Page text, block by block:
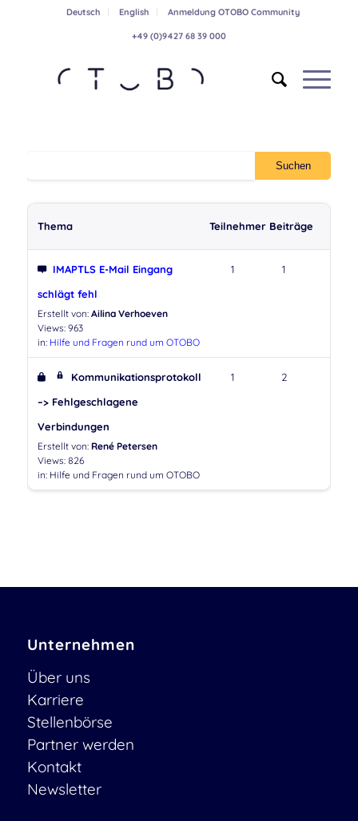
Deutsch English Anmeldung OTOBO Community
+49 (0)9427 68 39 000
Thema Teilnehmer Beiträge
IMAPTLS E-Mail Eingang
schlägt fehl
Erstellt von: Ailina Verhoeven
Views: 963
in: Hilfe und Fragen rund um OTOBO
1 1
Kommunikationsprotokoll
–> Fehlgeschlagene
Verbindungen
Erstellt von: René Petersen
Views: 826
in: Hilfe und Fragen rund um OTOBO
1 2
Unternehmen
Über uns
Karriere
Stellenbörse
Partner werden
Kontakt
Newsletter